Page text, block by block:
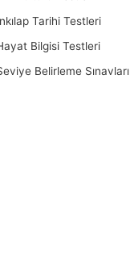
Tarihi Testleri
Bilgisi Testleri
Belirleme Sınavları